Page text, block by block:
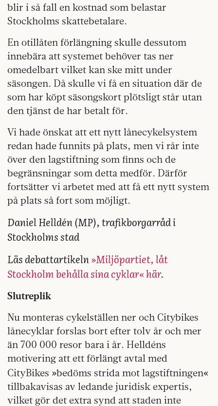
blir i så fall en kostnad som belastar
Stockholms skattebetalare.
En otillåten förlängning skulle dessutom
innebära att systemet behöver tas ner
omedelbart vilket kan ske mitt under
säsongen. Då skulle vi få en situation där de
som har köpt säsongskort plötsligt står utan
den tjänst de har betalt för.
Vi hade önskat att ett nytt lånecykelsystem
redan hade funnits på plats, men vi rår inte
över den lagstiftning som finns och de
begränsningar som detta medför. Därför
fortsätter vi arbetet med att få ett nytt system
på plats så fort som möjligt.
Daniel Helldén (MP), trafikborgarråd i
Stockholms stad
Läs debattartikeln»Miljöpartiet, låt
Stockholm behålla sina cyklar« här.
Slutreplik
Nu monteras cykelställen ner och Citybikes
lånecyklar forslas bort efter tolv år och mer
än 700 000 resor bara i år. Helldéns
motivering att ett förlängt avtal med
CityBikes »bedöms strida mot lagstiftningen«
tillbakavisas av ledande juridisk expertis,
vilket gör det extra synd att staden inte